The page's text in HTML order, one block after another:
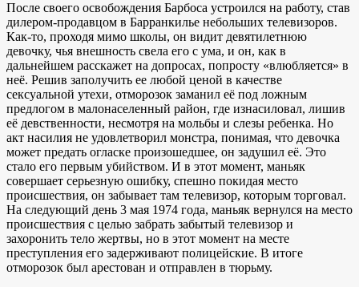
После своего освобождения Барбоса устроился на работу, став
дилером-продавцом в Барранкилье небольших телевизоров.
Как-то, проходя мимо школы, он видит девятилетнюю
девочку, чья внешность свела его с ума, и он, как в
дальнейшем расскажет на допросах, попросту «влюбляется» в
неё. Решив заполучить ее любой ценой в качестве
сексуальной утехи, отморозок заманил её под ложным
предлогом в малонаселенный район, где изнасиловал, лишив
её девственности, несмотря на мольбы и слезы ребенка. Но
акт насилия не удовлетворил монстра, понимая, что девочка
может предать огласке произошедшее, он задушил её. Это
стало его первым убийством. И в этот момент, маньяк
совершает серьезную ошибку, спешно покидая место
происшествия, он забывает там телевизор, которым торговал.
На следующий день 3 мая 1974 года, маньяк вернулся на место
происшествия с целью забрать забытый телевизор и
захоронить тело жертвы, но в этот момент на месте
преступления его задерживают полицейские. В итоге
отморозок был арестован и отправлен в тюрьму.